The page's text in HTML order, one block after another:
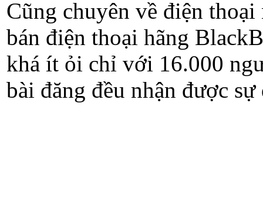
Cũng chuyên về điện
bán điện thoại hãng
khá ít ỏi chỉ với 16.000
bài đăng đều nhận được sự